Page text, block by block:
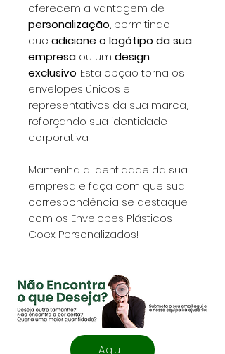
oferecem a vantagem de
personalização, permitindo
que adicione o logótipo da sua
empresa ou um design
exclusivo. Esta opção torna os
envelopes únicos e
representativos da sua marca,
reforçando sua identidade
corporativa.
Mantenha a identidade da sua
empresa e faça com que sua
correspondência se destaque
com os Envelopes Plásticos
Coex Personalizados!
Aqui